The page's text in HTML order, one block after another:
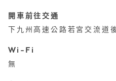
開車前往交通
下九州高速公路若宮交流道
Wi-Fi
無